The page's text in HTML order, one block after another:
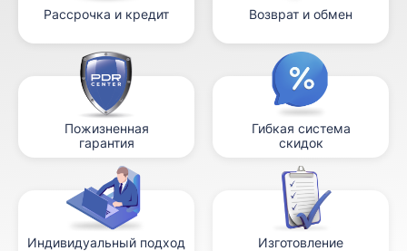
Рассрочка и кредит Возврат и обмен
Пожизненная
гарантия
Гибкая система
скидок
Индивидуальный подход
Изготовление